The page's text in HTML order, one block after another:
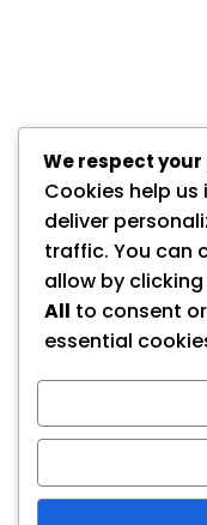
We respect
Cookies help us
deliver
traffic. You can
allow by clicking
All to consent or
essential